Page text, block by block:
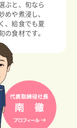
ぶと、旬なら
めや煮浸し、
、給食でも夏
の食材です。